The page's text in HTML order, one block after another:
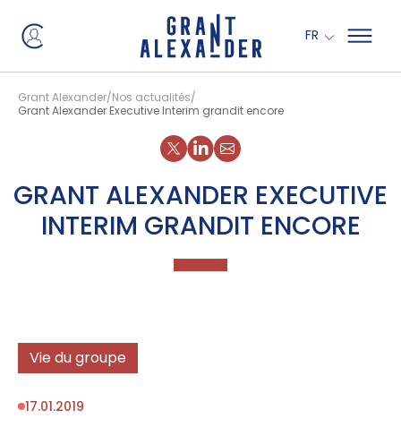
FR
Grant Alexander Nos actualités
Grant Alexander Executive Interim grandit encore
Partager sur X
Partager sur Linkedin
GRANT ALEXANDER EXECUTIVE
INTERIM GRANDIT ENCORE
Vie du groupe
17.01.2019